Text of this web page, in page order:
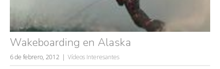
Wakeboarding en Alaska
6 de febrero, 2012 Vídeos Interesantes